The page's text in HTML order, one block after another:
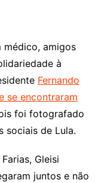
amigos
à
Fernando
se encontraram
foi fotografado
sociais de Lula.
Gleisi
juntos e não